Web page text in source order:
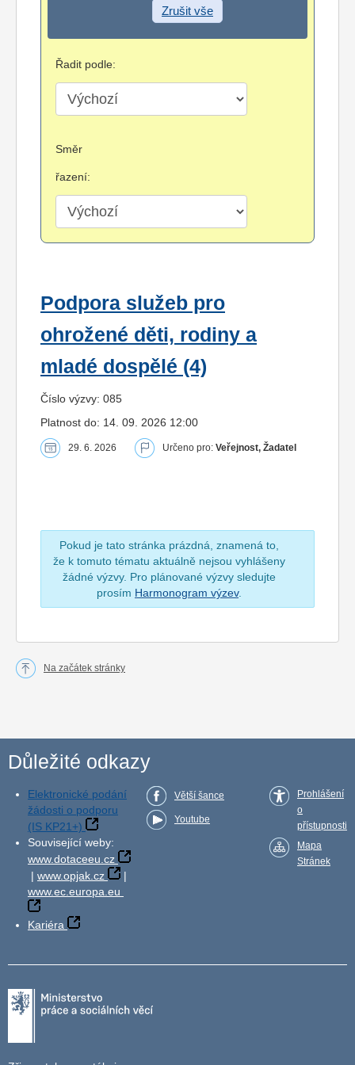
Zrušit vše
Řadit podle:
Směr
řazení:
Podpora služeb pro
ohrožené děti, rodiny a
mladé dospělé (4)
Číslo výzvy: 085
Platnost do: 14. 09. 2026 12:00
29. 6. 2026 Určeno pro: Veřejnost, Žadatel
Pokud je tato stránka prázdná, znamená to,
že k tomuto tématu aktuálně nejsou vyhlášeny
žádné výzvy. Pro plánované výzvy sledujte
prosím Harmonogram výzev.
Na začátek stránky
Důležité odkazy
Elektronické podání
žádosti o podporu
(IS KP21+)
Související weby:
www.dotaceeu.cz
| www.opjak.cz
|
www.ec.europa.eu
Kariéra
Větší šance
Youtube
Prohlášení
o
přístupnosti
Mapa
Stránek